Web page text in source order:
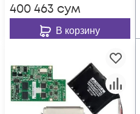
400 463 сум
В корзину